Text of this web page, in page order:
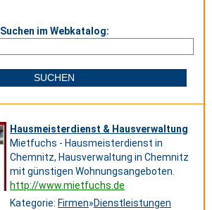
Suchen im Webkatalog:
Hausmeisterdienst & Hausverwaltung
Mietfuchs - Hausmeisterdienst in
Chemnitz, Hausverwaltung in Chemnitz
mit günstigen Wohnungsangeboten.
http://www.mietfuchs.de
Kategorie: Firmen»Dienstleistungen